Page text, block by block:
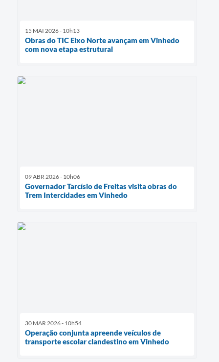
15 MAI 2026 - 10h13
Obras do TIC Eixo Norte avançam em Vinhedo
com nova etapa estrutural
09 ABR 2026 - 10h06
Governador Tarcísio de Freitas visita obras do
Trem Intercidades em Vinhedo
30 MAR 2026 - 10h54
Operação conjunta apreende veículos de
transporte escolar clandestino em Vinhedo